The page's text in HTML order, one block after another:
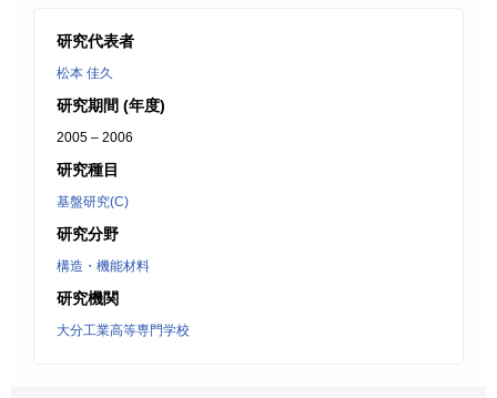
研究代表者
松本 佳久
研究期間 (年度)
2005 – 2006
研究種目
基盤研究(C)
研究分野
構造・機能材料
研究機関
大分工業高等専門学校